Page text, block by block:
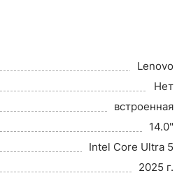
Lenovo
Нет
встроенная
14.0"
Intel Core Ultra 5
2025 г.